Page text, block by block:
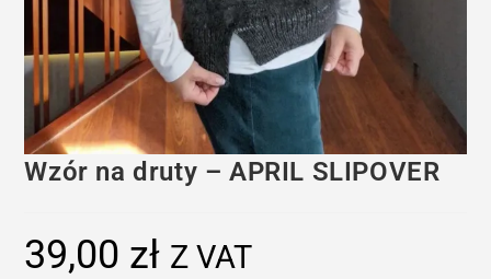
Wzór na druty – APRIL SLIPOVER
39,00 zł Z VAT